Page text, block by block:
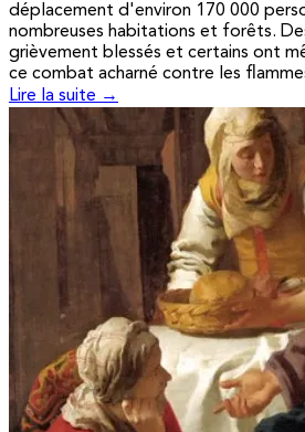
déplacement d'environ 170 000
nombreuses habitations et forêts.
grièvement blessés et certains ont
ce combat acharné contre les
Lire la suite →